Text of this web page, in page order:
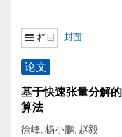
栏目 封面
论文
基于快速张量分解
算法
徐峰, 杨小鹏, 赵毅